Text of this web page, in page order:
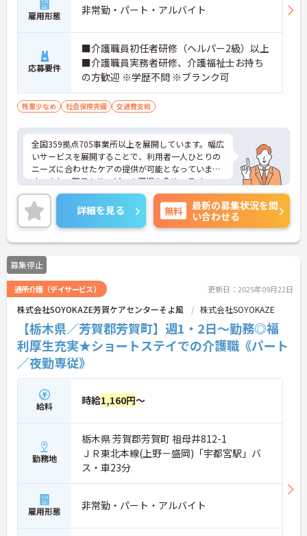
雇用形態 非常勤・パート・アルバイト
応募要件
■介護職員初任者研修（ヘルパー2級）以上
■介護職員実務者研修、介護福祉士お持ち
の方歓迎 ※学歴不問 ※ブランク可
残業少なめ 社会保険完備 交通費支給
全国359拠点705事業所以上を展開しています。幅広
いサービスを展開することで、利用者一人ひとりの
ニーズに合わせたケアの提供が可能となっていま
す。また、職員もサービスの選択を含め、ライフス
タイルに合わせた働き方の選択肢が多くあります。
入社時研修はもちろん、サービス・職種ごとに研修
カリキュラムが整っており学び成長できる環境で
す。
ご興味のある方は面接対策ポイントなどお話致しま
すのでお気軽にお問い合わせください。
詳細を見る 無料
最新の募集状況を問
い合わせる
募集停止
通所介護（デイサービス） 更新日：2025年09月22日
株式会社SOYOKAZE芳賀ケアセンターそよ風 株式会社SOYOKAZE
【栃木県／芳賀郡芳賀町】週1・2日～勤務◎福
利厚生充実★ショートステイでの介護職《パート
／夜勤専従》
給料 時給1,160円～
勤務地
栃木県 芳賀郡芳賀町 祖母井812-1
ＪＲ東北本線(上野－盛岡)「宇都宮駅」バ
ス・車23分
雇用形態 非常勤・パート・アルバイト